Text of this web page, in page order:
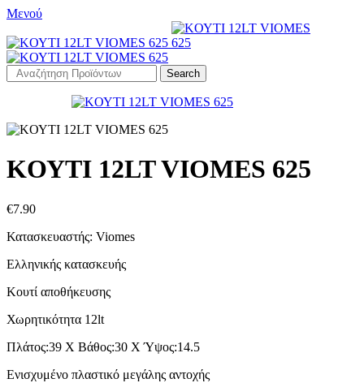
Μενού
Search
KΟΥΤΙ 12LT VIOMES 625
€7.90
Κατασκευαστής: Viomes
Ελληνικής κατασκευής
Kουτί αποθήκευσης
Χωρητικότητα 12lt
Πλάτος:39 Χ Βάθος:30 Χ Ύψος:14.5
Ενισχυμένο πλαστικό μεγάλης αντοχής